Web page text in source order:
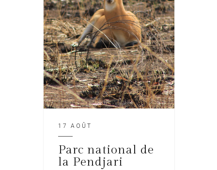
17 AOÛT
Parc national de
la Pendjari